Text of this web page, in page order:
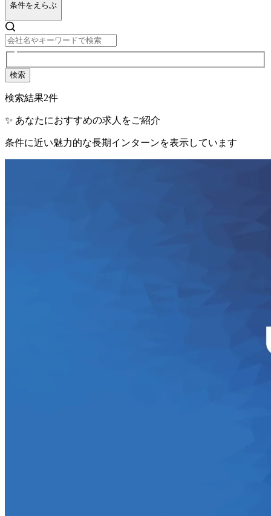
条件をえらぶ
検索
検索結果2件
✨ あなたにおすすめの求人をご紹介
条件に近い魅力的な長期インターンを表示しています